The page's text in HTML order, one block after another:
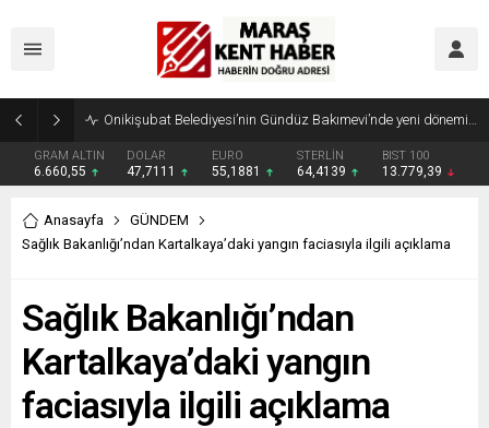
Geleneksel Ağustos Fuarı’nda Madrigal Coşkusu
GRAM ALTIN
6.660,55
DOLAR
47,7111
EURO
55,1881
STERLİN
64,4139
BIST 100
13.779,39
Anasayfa
GÜNDEM
Sağlık Bakanlığı’ndan Kartalkaya’daki yangın faciasıyla ilgili açıklama
Sağlık Bakanlığı’ndan
Kartalkaya’daki yangın
faciasıyla ilgili açıklama